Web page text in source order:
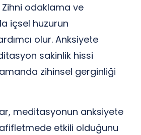
odaklama ve
içsel huzurun
olur. Anksiyete
sakinlik hissi
zihinsel gerginliği
meditasyonun anksiyete
etkili olduğunu